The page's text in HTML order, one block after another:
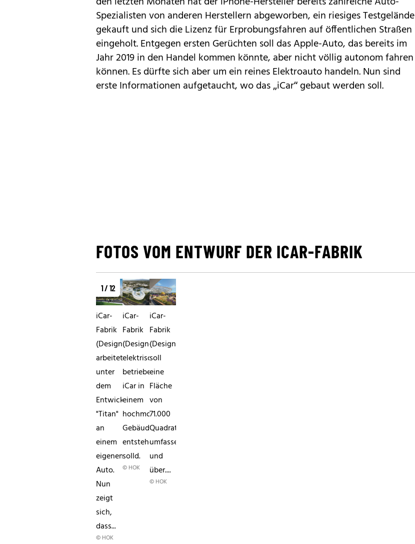
Spezialisten von anderen Herstellern abgeworben, ein riesiges Testgelände
gekauft und sich dieLizenz für Erprobungsfahren auf öffentlichen Straßen
eingeholt. Entgegen ersten Gerüchten soll das Apple-Auto, das bereits im
Jahr 2019 in den Handel kommen könnte, aber nicht völlig autonom fahren
können. Es dürfte sich aber um ein reines Elektroauto handeln. Nun sind
erste Informationen aufgetaucht, wo das „iCar“ gebaut werden soll.
FOTOS VOM ENTWURF DER ICAR-FABRIK
1 / 12
iCar-
Fabrik
(Designentwurf)Apple
arbeitet
unter
dem
Entwicklungscode
"Titan"
an
einem
eigenen
Auto.
Nun
zeigt
sich,
dass...
© HOK
iCar-
Fabrik
(Designentwurf)...das
elektrisch
betriebene
iCar in
einem
hochmodernen
Gebäudekomplex
entstehen
solld.
© HOK
iCar-
Fabrik
(Designentwurf)Dieser
soll
eine
Fläche
von
71.000
Quadratmeter
umfassen
und
über....
© HOK